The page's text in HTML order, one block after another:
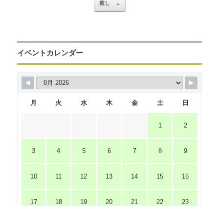
癒し →
イベントカレンダー
月 火 水 木 金 土 日
1 2
3 4 5 6 7 8 9
10 11 12 13 14 15 16
17 18 19 20 21 22 23